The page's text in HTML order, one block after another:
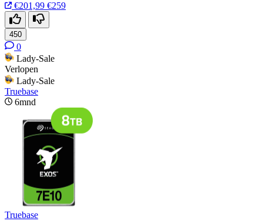
€201,99 €259
450
0
Lady-Sale
Verlopen
Lady-Sale
Truebase
6mnd
Truebase